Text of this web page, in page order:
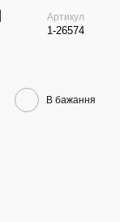
Артикул
1-26574
В бажання